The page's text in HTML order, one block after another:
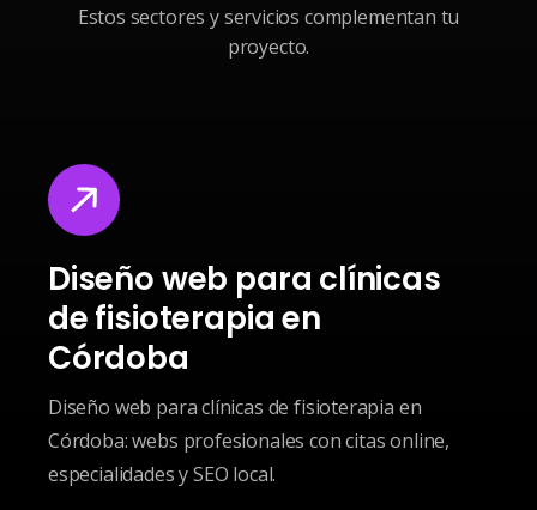
Estos sectores y servicios complementan tu
proyecto.
Diseño web para clínicas
de fisioterapia en
Córdoba
Diseño web para clínicas de fisioterapia en
Córdoba: webs profesionales con citas online,
especialidades y SEO local.